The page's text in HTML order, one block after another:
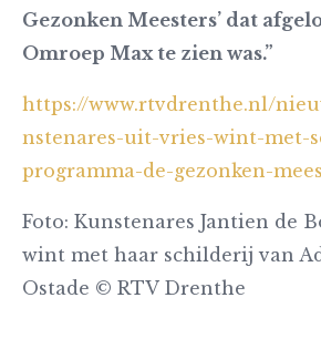
Gezonken Meesters’ dat
Omroep Max te zien was.”
https://www.rtvdrenthe.nl/
nstenares-uit-vries-wint-met-
programma-de-gezonken-
Foto: Kunstenares Jantien de
wint met haar schilderij van
Ostade © RTV Drenthe